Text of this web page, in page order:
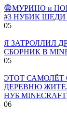
😨МУРИНО и
#3 НУБИК ШЕДИ
05
Я ЗАТРОЛЛИЛ
СБОРНИК В
05
ЭТОТ САМОЛЁТ
ДЕРЕВНЮ
НУБ MINECRAFT
06